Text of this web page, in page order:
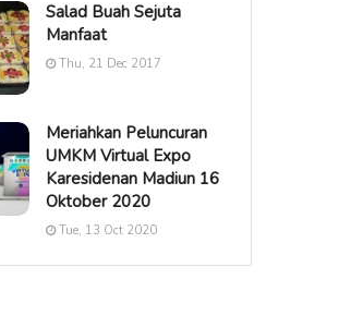
Salad Buah Sejuta
Manfaat
Thu, 21 Dec 2017
Meriahkan Peluncuran
UMKM Virtual Expo
Karesidenan Madiun 16
Oktober 2020
Tue, 13 Oct 2020